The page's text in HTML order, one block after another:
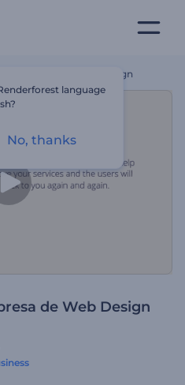
Empresa De Web Design
de Web Design
language
No, thanks